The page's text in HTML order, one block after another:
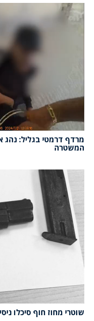
מרדף דרמטי בגליל: נהג
המשטרה
שוטרי מחוז חוף סיכלו